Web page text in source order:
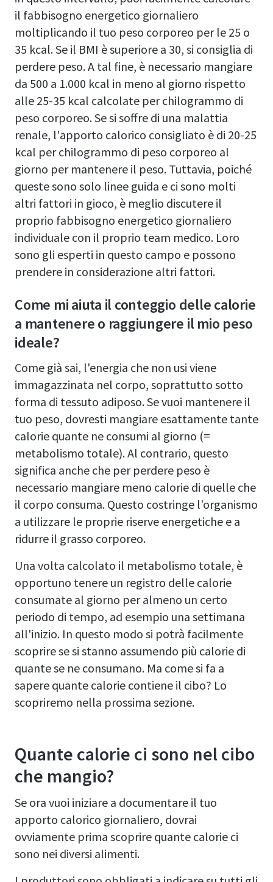
il fabbisogno energetico giornaliero
moltiplicando il tuo peso corporeo per le 25 o
35 kcal. Se il BMI è superiore a 30, si consiglia di
perdere peso. A tal fine, è necessario mangiare
da 500 a 1.000 kcal in meno al giorno rispetto
alle 25-35 kcal calcolate per chilogrammo di
peso corporeo. Se si soffre di una malattia
renale, l'apporto calorico consigliato è di 20-25
kcal per chilogrammo di peso corporeo al
giorno per mantenere il peso. Tuttavia, poiché
queste sono solo linee guida e ci sono molti
altri fattori in gioco, è meglio discutere il
proprio fabbisogno energetico giornaliero
individuale con il proprio team medico. Loro
sono gli esperti in questo campo e possono
prendere in considerazione altri fattori.
Come mi aiuta il conteggio delle calorie
a mantenere o raggiungere il mio peso
ideale?
Come già sai, l'energia che non usi viene
immagazzinata nel corpo, soprattutto sotto
forma di tessuto adiposo. Se vuoi mantenere il
tuo peso, dovresti mangiare esattamente tante
calorie quante ne consumi al giorno (=
metabolismo totale). Al contrario, questo
significa anche che per perdere peso è
necessario mangiare meno calorie di quelle che
il corpo consuma. Questo costringe l'organismo
a utilizzare le proprie riserve energetiche e a
ridurre il grasso corporeo.
Una volta calcolato il metabolismo totale, è
opportuno tenere un registro delle calorie
consumate al giorno per almeno un certo
periodo di tempo, ad esempio una settimana
all'inizio. In questo modo si potrà facilmente
scoprire se si stanno assumendo più calorie di
quante se ne consumano. Ma come si fa a
sapere quante calorie contiene il cibo? Lo
scopriremo nella prossima sezione.
Quante calorie ci sono nel cibo
che mangio?
Se ora vuoi iniziare a documentare il tuo
apporto calorico giornaliero, dovrai
ovviamente prima scoprire quante calorie ci
sono nei diversi alimenti.